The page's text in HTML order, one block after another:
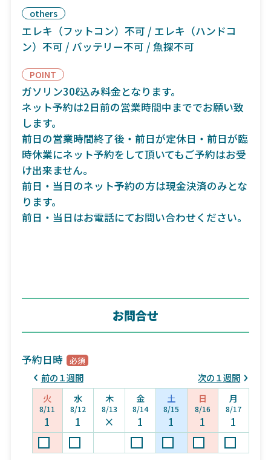
others
エレキ（フットコン）不可 / エレキ（ハンドコ
ン）不可 / バッテリー不可 / 魚探不可
POINT
ガソリン30ℓ込み料金となります。
ネット予約は2日前の営業時間中まででお願い致
します。
前日の営業時間終了後・前日が定休日・前日が臨
時休業にネット予約をして頂いてもご予約はお受
け出来ません。
前日・当日のネット予約の方は現金決済のみとな
ります。
前日・当日はお電話にてお問い合わせください。
お問合せ
予約日時
前の１週間
次の１週間
火
8/11
1
水
8/12
1
木
8/13
×
金
8/14
1
土
8/15
1
日
8/16
1
月
8/17
1